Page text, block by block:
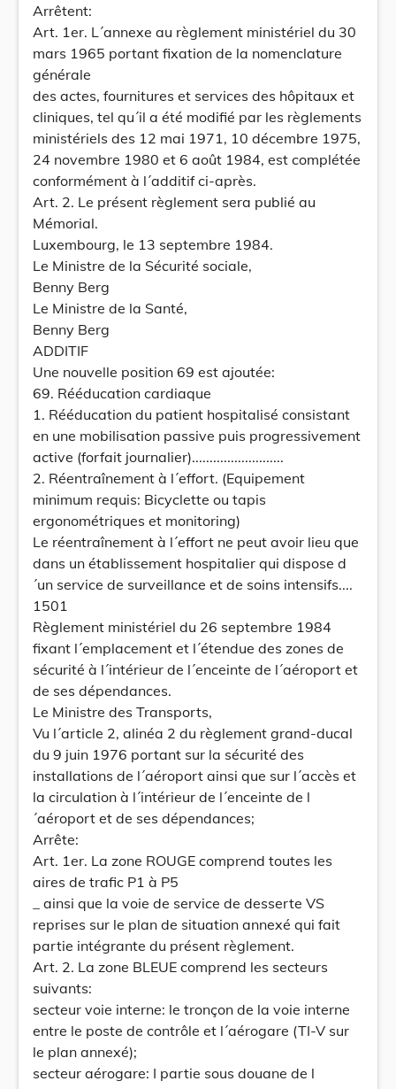
Arrêtent:
Art. 1er. L´annexe au règlement ministériel du 30
mars 1965 portant fixation de la nomenclature
générale
des actes, fournitures et services des hôpitaux et
cliniques, tel qu´il a été modifié par les règlements
ministériels des 12 mai 1971, 10 décembre 1975,
24 novembre 1980 et 6 août 1984, est complétée
conformément à l´additif ci-après.
Art. 2. Le présent règlement sera publié au
Mémorial.
Luxembourg, le 13 septembre 1984.
Le Ministre de la Sécurité sociale,
Benny Berg
Le Ministre de la Santé,
Benny Berg
ADDITIF
Une nouvelle position 69 est ajoutée:
69. Rééducation cardiaque
1. Rééducation du patient hospitalisé consistant
en une mobilisation passive puis progressivement
active (forfait journalier)..........................
2. Réentraînement à l´effort. (Equipement
minimum requis: Bicyclette ou tapis
ergonométriques et monitoring)
Le réentraînement à l´effort ne peut avoir lieu que
dans un établissement hospitalier qui dispose d
´un service de surveillance et de soins intensifs....
1501
Règlement ministériel du 26 septembre 1984
fixant l´emplacement et l´étendue des zones de
sécurité à l´intérieur de l´enceinte de l´aéroport et
de ses dépendances.
Le Ministre des Transports,
Vu l´article 2, alinéa 2 du règlement grand-ducal
du 9 juin 1976 portant sur la sécurité des
installations de l´aéroport ainsi que sur l´accès et
la circulation à l´intérieur de l´enceinte de l
´aéroport et de ses dépendances;
Arrête:
Art. 1er. La zone ROUGE comprend toutes les
aires de trafic P1 à P5
_ ainsi que la voie de service de desserte VS
reprises sur le plan de situation annexé qui fait
partie intégrante du présent règlement.
Art. 2. La zone BLEUE comprend les secteurs
suivants:
secteur voie interne: le tronçon de la voie interne
entre le poste de contrôle et l´aérogare (TI-V sur
le plan annexé);
secteur aérogare: I partie sous douane de l